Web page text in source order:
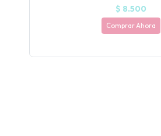
$ 8.500
Comprar Ahora